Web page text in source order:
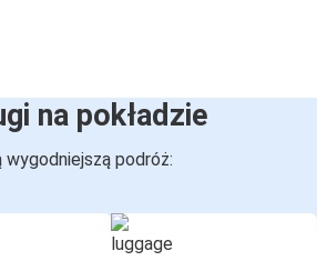
na pokładzie
wygodniejszą podróż: